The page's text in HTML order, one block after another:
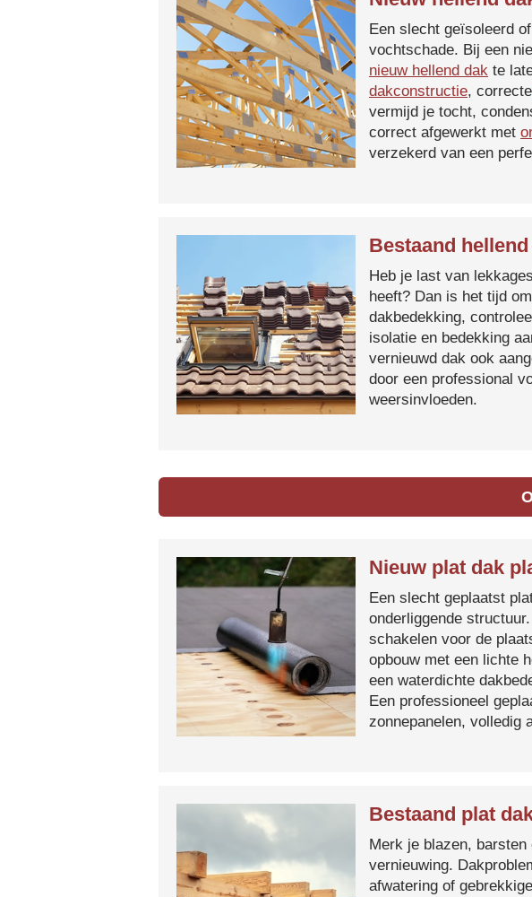
Een slecht geïsoleerd
vochtschade. Bij een
nieuw hellend dak te
dakconstructie, correcte
vermijd je tocht,
correct afgewerkt met
verzekerd van een
Bestaand
Heb je last van
heeft? Dan is het tijd
dakbedekking,
isolatie en bedekking
vernieuwd dak ook
door een professional
weersinvloeden.
Nieuw plat dak
Een slecht geplaatst
onderliggende
schakelen voor de
opbouw met een lichte
een waterdichte
Een professioneel
zonnepanelen, volledig
Bestaand plat
Merk je blazen,
vernieuwing.
afwatering of